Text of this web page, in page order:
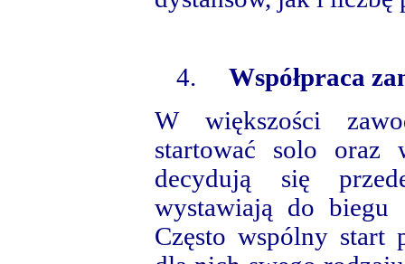
4.
Współpraca
W większości
startować solo oraz
decydują się
wystawiają do biegu
Często wspólny start